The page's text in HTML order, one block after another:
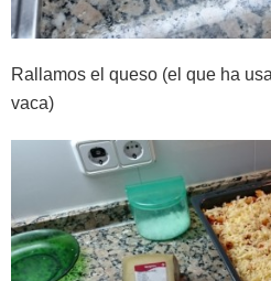
Rallamos el queso (el que ha
vaca)